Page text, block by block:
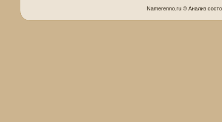
Namerenno.ru © Анализ